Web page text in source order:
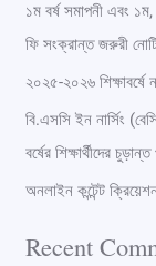
r
:
১ম বর্ষ সমাপনী এবং
ফি সংক্রান্ত জরুরী
২০২৫-২০২৬ শিক্ষাবর্ষে
বি.এসসি ইন নার্সিং
বর্ষের শিক্ষার্থীদের
অনলাইন কন্টেন্ট
Recent